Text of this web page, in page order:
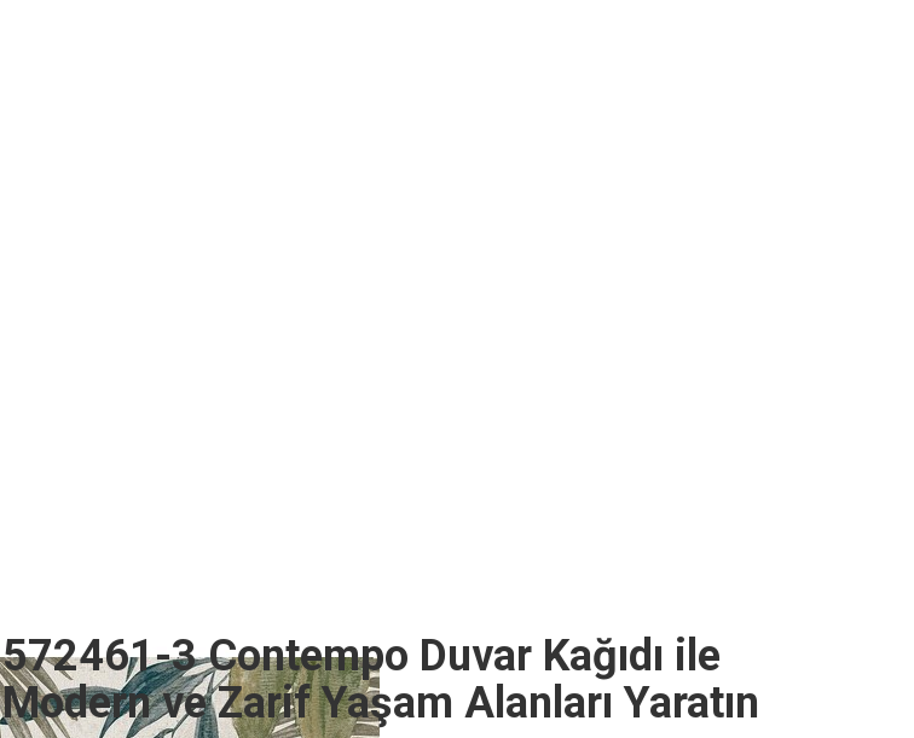
572461-3 Contempo Duvar Kağıdı ile
Modern ve Zarif Yaşam Alanları Yaratın